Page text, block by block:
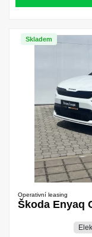
Skladem
Operativní leasing
Škoda Enyaq